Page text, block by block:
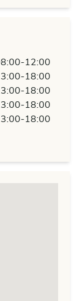
12:00
18:00
18:00
18:00
18:00